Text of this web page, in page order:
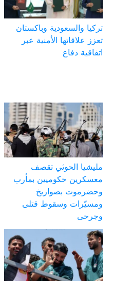
تركيا والسعودية وباكستان
تعزز علاقاتها الأمنية عبر
اتفاقية دفاع
مليشيا الحوثي تقصف
معسكرين حكوميين بمأرب
وحضرموت بصواريخ
ومسيّرات وسقوط قتلى
وجرحى